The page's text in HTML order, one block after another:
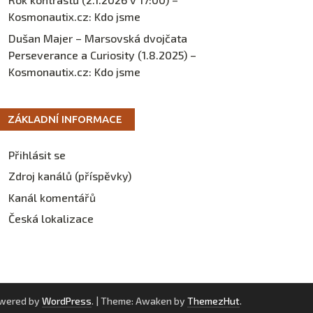
Kosmonautix.cz: Kdo jsme
Dušan Majer – Marsovská dvojčata
Perseverance a Curiosity (1.8.2025) –
Kosmonautix.cz: Kdo jsme
ZÁKLADNÍ INFORMACE
Přihlásit se
Zdroj kanálů (příspěvky)
Kanál komentářů
Česká lokalizace
by WordPress. | Theme: Awaken by ThemezHut.